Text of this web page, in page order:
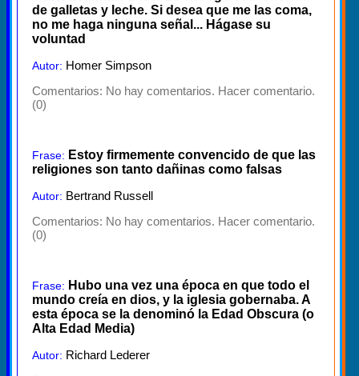
de galletas y leche. Si desea que me las coma,
no me haga ninguna señal... Hágase su
voluntad
Autor: Homer Simpson
Comentarios: No hay comentarios. Hacer comentario.
(0)
Frase: Estoy firmemente convencido de que las
religiones son tanto dañinas como falsas
Autor: Bertrand Russell
Comentarios: No hay comentarios. Hacer comentario.
(0)
Frase: Hubo una vez una época en que todo el
mundo creía en dios, y la iglesia gobernaba. A
esta época se la denominó la Edad Obscura (o
Alta Edad Media)
Autor: Richard Lederer